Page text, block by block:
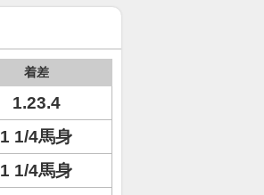
着差
1.23.4
1 1/4馬身
1 1/4馬身